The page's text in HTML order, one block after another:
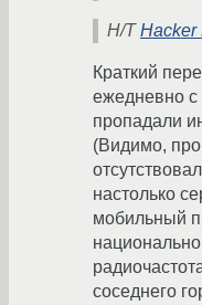
H/THacker
Краткий
ежедневно с
пропадали
(Видимо,
настолько
мобильный
соседнего